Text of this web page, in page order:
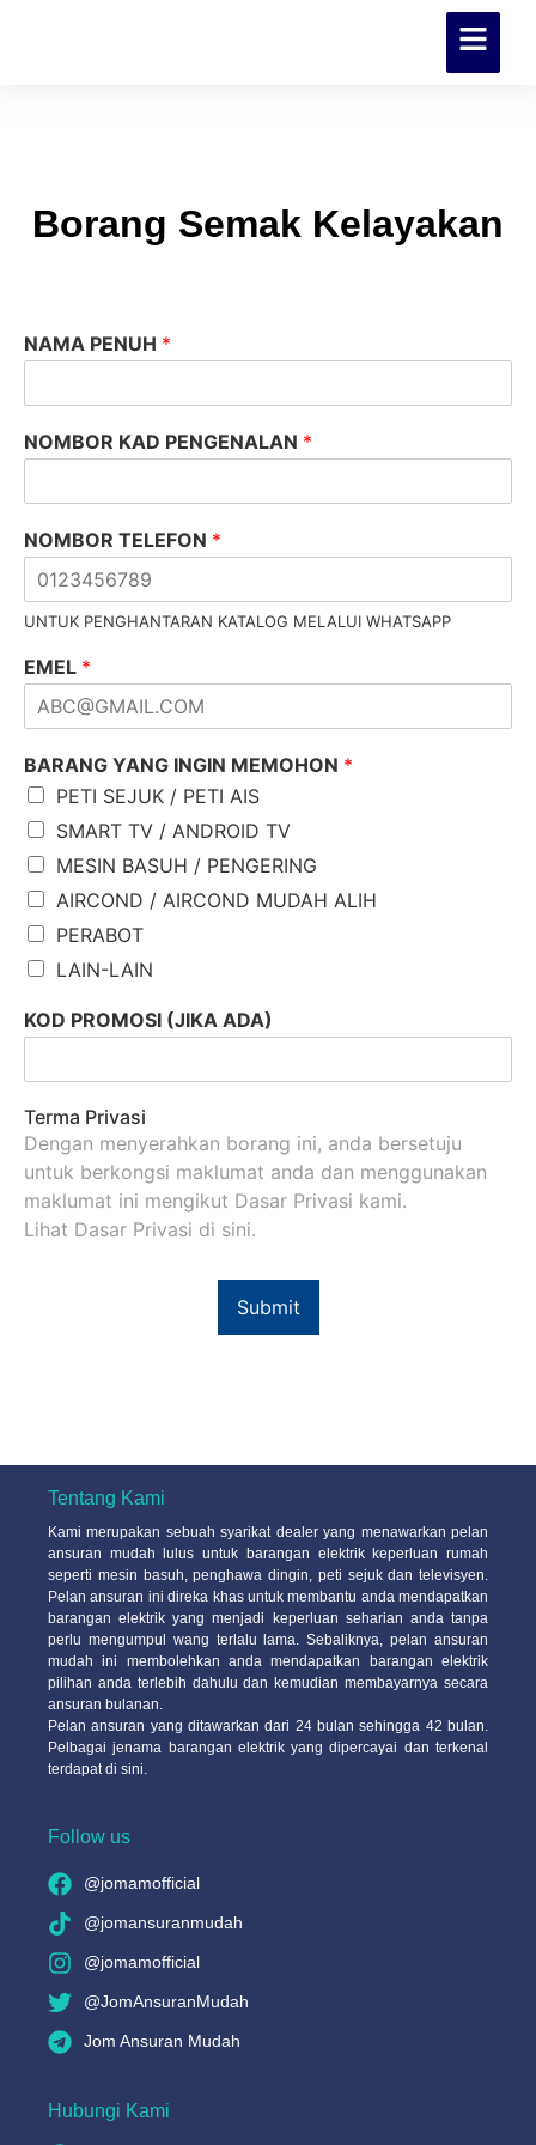
Borang Semak Kelayakan
NAMA PENUH *
NOMBOR KAD PENGENALAN *
NOMBOR TELEFON *
UNTUK PENGHANTARAN KATALOG MELALUI WHATSAPP
EMEL *
BARANG YANG INGIN MEMOHON *
PETI SEJUK / PETI AIS
SMART TV / ANDROID TV
MESIN BASUH / PENGERING
AIRCOND / AIRCOND MUDAH ALIH
PERABOT
LAIN-LAIN
KOD PROMOSI (JIKA ADA)
Terma Privasi
Dengan menyerahkan borang ini, anda bersetuju
untuk berkongsi maklumat anda dan menggunakan
maklumat ini mengikut Dasar Privasi kami.
Lihat Dasar Privasi di sini.
Submit
Tentang Kami
Kami merupakan sebuah syarikat dealer yang menawarkan pelan
ansuran mudah lulus untuk barangan elektrik keperluan rumah
seperti mesin basuh, penghawa dingin, peti sejuk dan televisyen.
Pelan ansuran ini direka khas untuk membantu anda mendapatkan
barangan elektrik yang menjadi keperluan seharian anda tanpa
perlu mengumpul wang terlalu lama. Sebaliknya, pelan ansuran
mudah ini membolehkan anda mendapatkan barangan elektrik
pilihan anda terlebih dahulu dan kemudian membayarnya secara
ansuran bulanan.
Pelan ansuran yang ditawarkan dari 24 bulan sehingga 42 bulan.
Pelbagai jenama barangan elektrik yang dipercayai dan terkenal
terdapat di sini.
Follow us
@jomamofficial
@jomansuranmudah
@jomamofficial
@JomAnsuranMudah
Jom Ansuran Mudah
Hubungi Kami